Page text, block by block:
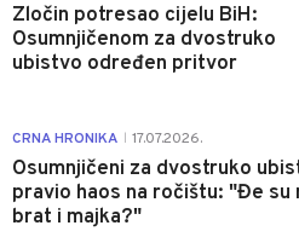
Zločin potresao cijelu BiH:
Osumnjičenom za dvostruko
ubistvo određen pritvor
CRNA HRONIKA 17.07.2026.
Osumnjičeni za dvostruko
pravio haos na ročištu: "Đe su
brat i majka?"